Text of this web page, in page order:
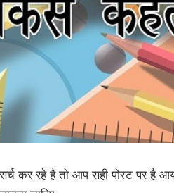
कर रहे है तो आप सही पोस्ट पर है